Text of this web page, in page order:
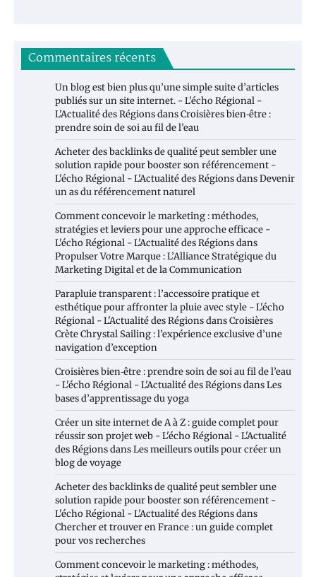
Commentaires récents
Un blog est bien plus qu’une simple suite d’articles
publiés sur un site internet. - L'écho Régional -
L'Actualité des RégionsdansCroisières bien‑être :
prendre soin de soi au fil de l’eau
Acheter des backlinks de qualité peut sembler une
solution rapide pour booster son référencement -
L'écho Régional - L'Actualité des RégionsdansDevenir
un as du référencement naturel
Comment concevoir le marketing : méthodes,
stratégies et leviers pour une approche efficace -
L'écho Régional - L'Actualité des Régionsdans
Propulser Votre Marque : L’Alliance Stratégique du
Marketing Digital et de la Communication
Parapluie transparent : l’accessoire pratique et
esthétique pour affronter la pluie avec style - L'écho
Régional - L'Actualité des RégionsdansCroisières
Crète Chrystal Sailing : l’expérience exclusive d’une
navigation d’exception
Croisières bien‑être : prendre soin de soi au fil de l’eau
- L'écho Régional - L'Actualité des RégionsdansLes
bases d’apprentissage du yoga
Créer un site internet de A à Z : guide complet pour
réussir son projet web - L'écho Régional - L'Actualité
des RégionsdansLes meilleurs outils pour créer un
blog de voyage
Acheter des backlinks de qualité peut sembler une
solution rapide pour booster son référencement -
L'écho Régional - L'Actualité des Régionsdans
Chercher et trouver en France : un guide complet
pour vos recherches
Comment concevoir le marketing : méthodes,